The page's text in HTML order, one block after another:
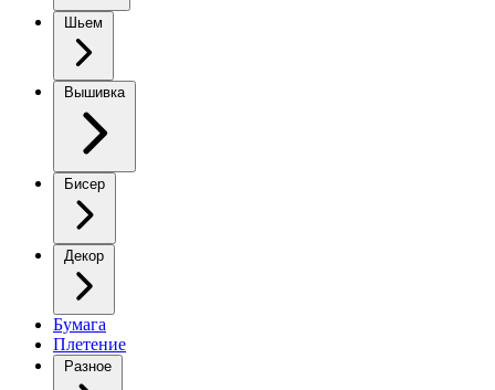
Шьем
Вышивка
Бисер
Декор
Бумага
Плетение
Разное